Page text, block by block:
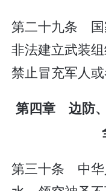
第二十九条 国
非法建立武装
禁止冒充军人或
第四章 边防
第三十条 中华